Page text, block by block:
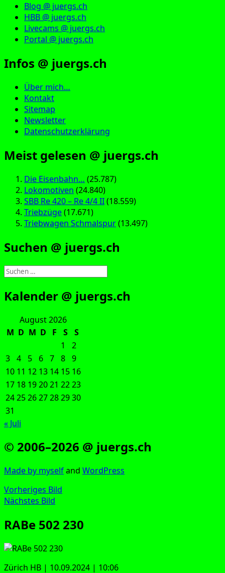
Blog @ juergs.ch
HBB @ juergs.ch
Livecams @ juergs.ch
Portal @ juergs.ch
Infos @ juergs.ch
Über mich…
Kontakt
Sitemap
Newsletter
Datenschutzerklärung
Meist gelesen @ juergs.ch
Die Eisenbahn… (25.787)
Lokomotiven (24.840)
SBB Re 420 – Re 4/4 II(18.559)
Triebzüge(17.671)
Triebwagen Schmalspur(13.497)
Suchen @ juergs.ch
Suchen
nach:
Kalender @ juergs.ch
August 2026
M D M D F S
S
1
2
3 4 5 6 7 8 9
10 11 12 13 14 15 16
17 18 192021 2223
24252627282930
31
« Juli
© 2006–2026 @ juergs.ch
Made by mys­elfand Word­Press
Vorheriges Bild
Nächstes Bild
RABe 502 230
Zürich HB | 10.09.2024 | 10:06